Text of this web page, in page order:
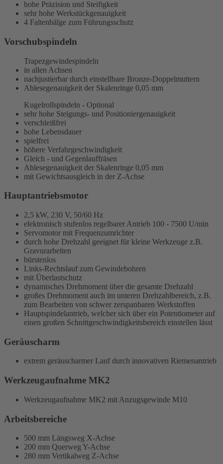
hohe Präzision und Steifigkeit
sehr hohe Werkstückgenauigkeit
4 Faltenbälge zum Führungsschutz
Vorschubspindeln
Trapezgewindespindeln
in allen Achsen
nachjustierbar durch einstellbare Bronze-Doppelmuttern
Ablesegenauigkeit der Skalenringe 0,05 mm
Kugelrollspindeln - Optional
sehr hohe Steigungs- und Positioniergenauigkeit
verschleißfrei
hohe Lebensdauer
spielfrei
höhere Verfahrgeschwindigkeit
Gleich - und Gegenlauffräsen
Ablesegenauigkeit der Skalenringe 0,05 mm
mit Gewichtsausgleich in der Z-Achse
Hauptantriebsmotor
2,5 kW, 230 V, 50/60 Hz
elektronisch stufenlos regelbarer Antrieb 100 - 7500 U/min
Servomotor mit Frequenzumrichter
durch hohe Drehzahl geeignet für kleine Werkzeuge z.B.
Gravurarbeiten
bürstenlos
Links-Rechtslauf zum Gewindebohren
mit Überlastschutz
dynamisches Drehmoment über die gesamte Drehzahl
großes Drehmoment auch im unteren Drehzahlbereich, z.B.
zum Bearbeiten von schwer zerspanbaren Werkstoffen
Hauptspindelantrieb, welcher sich über ein Potentiometer auf
einen großen Schnittgeschwindigkeitsbereich einstellen lässt
Geräuscharm
extrem geräuscharmer Lauf durch innovativen Riemenantrieb
Werkzeugaufnahme MK2
Werkzeugaufnahme MK2 mit Anzugsgewinde M10
Arbeitsbereiche
500 mm Längsweg X-Achse
200 mm Querweg Y-Achse
280 mm Vertikalweg Z-Achse